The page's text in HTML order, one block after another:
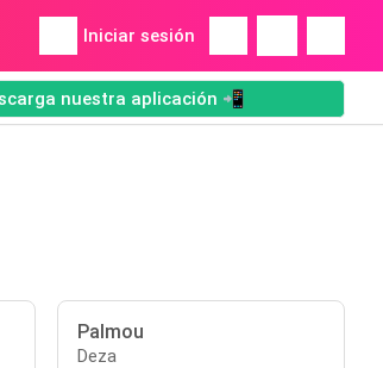
Iniciar sesión
nuestra aplicación 📲
Palmou
Deza